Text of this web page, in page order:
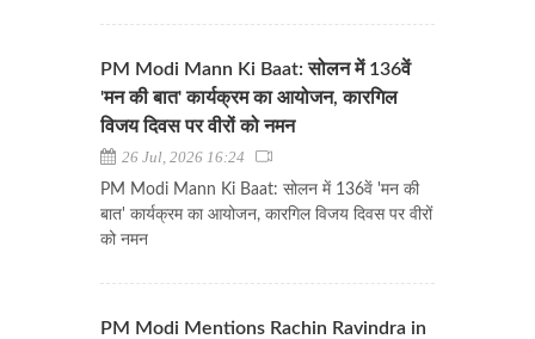
PM Modi Mann Ki Baat: सोलन में 136वें
'मन की बात' कार्यक्रम का आयोजन, कारगिल
विजय दिवस पर वीरों को नमन
26 Jul, 2026 16:24
PM Modi Mann Ki Baat: सोलन में 136वें 'मन की
बात' कार्यक्रम का आयोजन, कारगिल विजय दिवस पर वीरों
को नमन
PM Modi Mentions Rachin Ravindra in